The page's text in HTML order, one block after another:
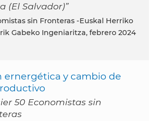
(El Salvador)”
Gabeko Ingeniaritza, febrero 2024
ernergética y cambio de
50 Economistas sin